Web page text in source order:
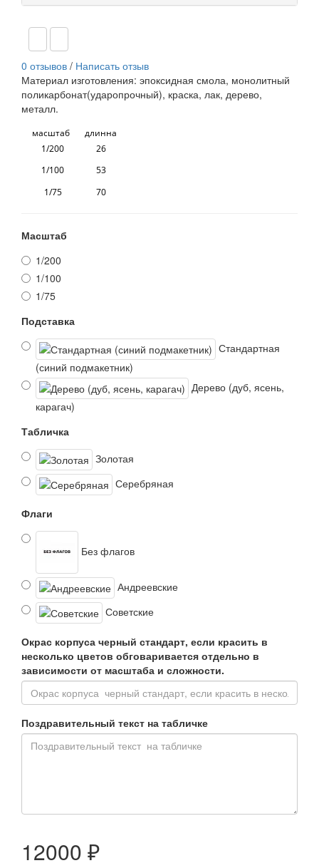
0 отзывов / Написать отзыв
Материал изготовления: эпоксидная смола, монолитный
поликарбонат(ударопрочный), краска, лак, дерево,
металл.
масштаб длинна
1/200 26
1/100 53
1/75 70
Масштаб
1/200
1/100
1/75
Подставка
Стандартная
(синий подмакетник)
Дерево (дуб, ясень,
карагач)
Табличка
Золотая
Серебряная
Флаги
Без флагов
Андреевские
Советские
Окрас корпуса черный стандарт, если красить в
несколько цветов обговаривается отдельно в
зависимости от масштаба и сложности.
Поздравительный текст на табличке
12000 ₽